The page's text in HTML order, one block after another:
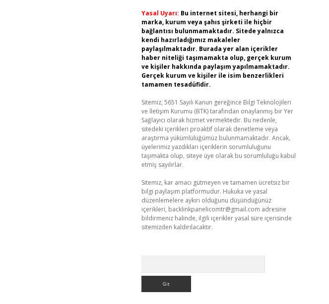
Yasal Uyarı: Bu internet sitesi, herhangi bir
marka, kurum veya şahıs şirketi ile hiçbir
bağlantısı bulunmamaktadır. Sitede yalnızca
kendi hazırladığımız makaleler
paylaşılmaktadır. Burada yer alan içerikler
haber niteliği taşımamakta olup, gerçek kurum
ve kişiler hakkında paylaşım yapılmamaktadır.
Gerçek kurum ve kişiler ile isim benzerlikleri
tamamen tesadüfidir.
Sitemiz, 5651 Sayılı Kanun gereğince Bilgi Teknolojileri
ve İletişim Kurumu (BTK) tarafından onaylanmış bir Yer
Sağlayıcı olarak hizmet vermektedir. Bu nedenle,
sitedeki içerikleri proaktif olarak denetleme veya
araştırma yükümlülüğümüz bulunmamaktadır. Ancak,
üyelerimiz yazdıkları içeriklerin sorumluluğunu
taşımakta olup, siteye üye olarak bu sorumluluğu kabul
etmiş sayılırlar.
Sitemiz, kar amacı gütmeyen ve tamamen ücretsiz bir
bilgi paylaşım platformudur. Hukuka ve yasal
düzenlemelere aykırı olduğunu düşündüğünüz
içerikleri, backlinkpanelicomtr@gmail.com adresine
bildirmeniz halinde, ilgili içerikler yasal süre içerisinde
sitemizden kaldırılacaktır.